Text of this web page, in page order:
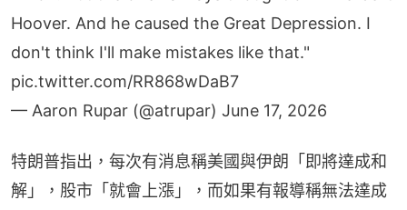
Hoover. And he caused the Great Depression. I
don't think I'll make mistakes like that."
pic.twitter.com/RR868wDaB7
— Aaron Rupar (@atrupar) June 17, 2026
特朗普指出，每次有消息稱美國與伊朗「即將達成和
解」，股市「就會上漲」，而如果有報導稱無法達成